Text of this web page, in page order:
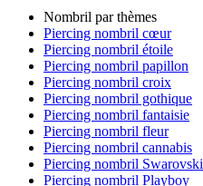
Nombril par thèmes
Piercing nombril cœur
Piercing nombril étoile
Piercing nombril papillon
Piercing nombril croix
Piercing nombril gothique
Piercing nombril fantaisie
Piercing nombril fleur
Piercing nombril cannabis
Piercing nombril Swarovski
Piercing nombril Playboy